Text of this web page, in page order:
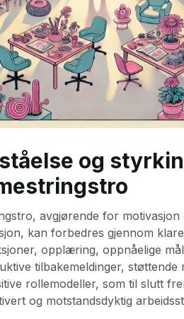
og
avgjørende for motivasjon
kan forbedres gjennom klare
opplæring, oppnåelige
tilbakemeldinger, støttende
rollemodeller, som til slutt
og motstandsdyktig